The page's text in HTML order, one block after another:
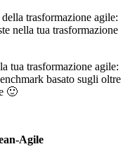
trasformazione agile:
nella tua trasformazione
tua trasformazione agile:
basato sugli oltre
🙂
Agile